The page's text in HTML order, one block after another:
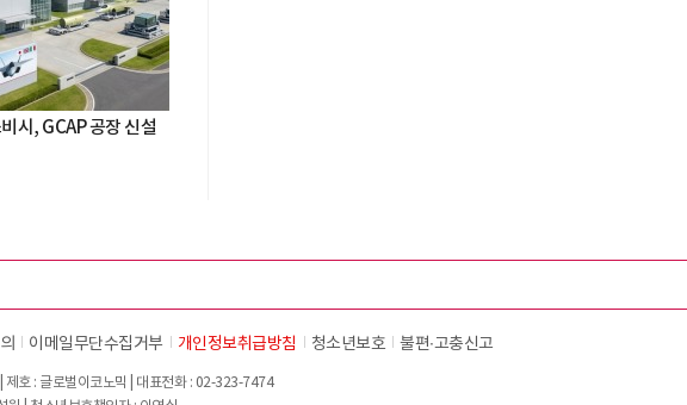
시, GCAP 공장 신설
이메일무단수집거부 개인정보취급방침 청소년보호 불편∙고충신고
호 : 글로벌이코노믹 | 대표전화 : 02-323-7474